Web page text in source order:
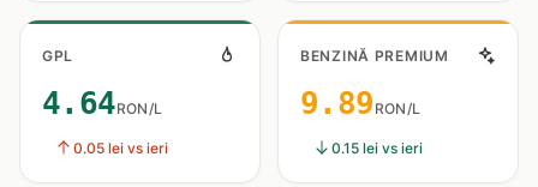
GPL
4.64RON/L
0.05 lei vs ieri
BENZINĂ PREMIUM
9.89 RON/L
0.15 lei vs ieri